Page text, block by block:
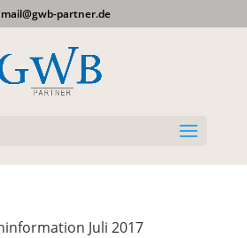
mail@gwb-partner.de
Juli 2017